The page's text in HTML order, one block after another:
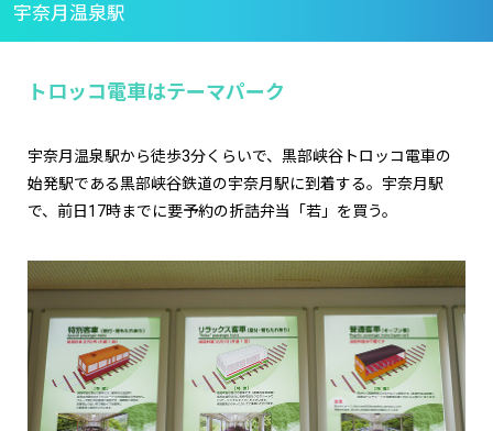
宇奈月温泉駅
トロッコ電車はテーマパーク
宇奈月温泉駅から徒歩3分くらいで、黒部峡谷トロッコ電車の
始発駅である黒部峡谷鉄道の宇奈月駅に到着する。宇奈月駅
で、前日17時までに要予約の折詰弁当「若」を買う。